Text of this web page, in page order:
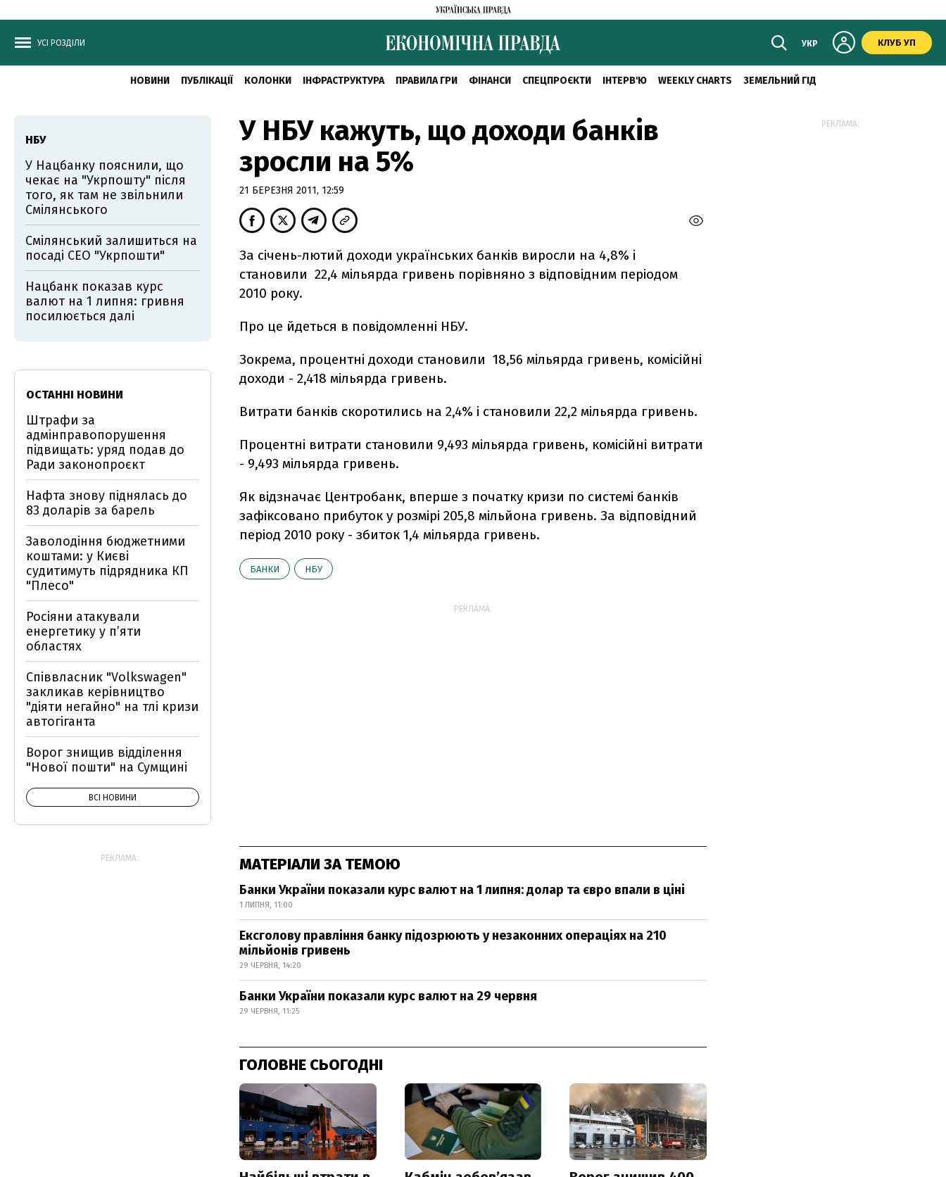
УСІ РОЗДІЛИ УКР КЛУБ УП
НОВИНИ ПУБЛІКАЦІЇ КОЛОНКИ ІНФРАСТРУКТУРА ПРАВИЛА ГРИ ФІНАНСИ СПЕЦПРОЄКТИ ІНТЕРВ'Ю WEEKLY CHARTS ЗЕМЕЛЬНИЙ ГІД
У НБУ кажуть, що доходи банків
зросли на 5%
21 БЕРЕЗНЯ 2011, 12:59
За січень-лютий доходи українських банків виросли на 4,8% і
становили 22,4 мільярда гривень порівняно з відповідним періодом
2010 року.
Про це йдеться в повідомленні НБУ.
Зокрема, процентні доходи становили 18,56 мільярда гривень, комісійні
доходи - 2,418 мільярда гривень.
Витрати банків скоротились на 2,4% і становили 22,2 мільярда гривень.
Процентні витрати становили 9,493 мільярда гривень, комісійні витрати
- 9,493 мільярда гривень.
Як відзначає Центробанк, вперше з початку кризи по системі банків
зафіксовано прибуток у розмірі 205,8 мільйона гривень. За відповідний
період 2010 року - збиток 1,4 мільярда гривень.
БАНКИ НБУ
РЕКЛАМА:
МАТЕРІАЛИ ЗА ТЕМОЮ
Банки України показали курс валют на 1 липня: долар та євро впали в ціні
1 ЛИПНЯ, 11:00
Ексголову правління банку підозрюють у незаконних операціях на 210
мільйонів гривень
29 ЧЕРВНЯ, 14:20
Банки України показали курс валют на 29 червня
29 ЧЕРВНЯ, 11:25
ГОЛОВНЕ СЬОГОДНІ
НБУ
У Нацбанку пояснили, що
чекає на "Укрпошту" після
того, як там не звільнили
Смілянського
Смілянський залишиться на
посаді CEO "Укрпошти"
Нацбанк показав курс
валют на 1 липня: гривня
посилюється далі
ОСТАННІ НОВИНИ
Штрафи за
адмінправопорушення
підвищать: уряд подав до
Ради законопроєкт
Нафта знову піднялась до
83 доларів за барель
Заволодіння бюджетними
коштами: у Києві
судитимуть підрядника КП
"Плесо"
Росіяни атакували
енергетику у пʼяти
областях
Співвласник "Volkswagen"
закликав керівництво
"діяти негайно" на тлі кризи
автогіганта
Ворог знищив відділення
"Нової пошти" на Сумщині
ВСІ НОВИНИ
РЕКЛАМА:
РЕКЛАМА: